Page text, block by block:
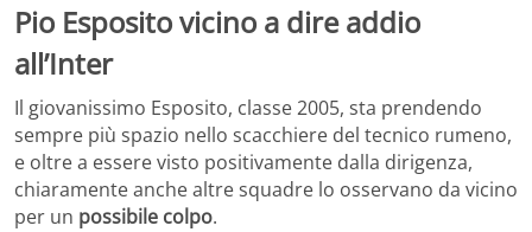
Pio Esposito vicino a dire addio
all’Inter
Il giovanissimo Esposito, classe 2005, sta prendendo
sempre più spazio nello scacchiere del tecnico rumeno,
e oltre a essere visto positivamente dalla dirigenza,
chiaramente anche altre squadre lo osservano da vicino
per un possibile colpo.